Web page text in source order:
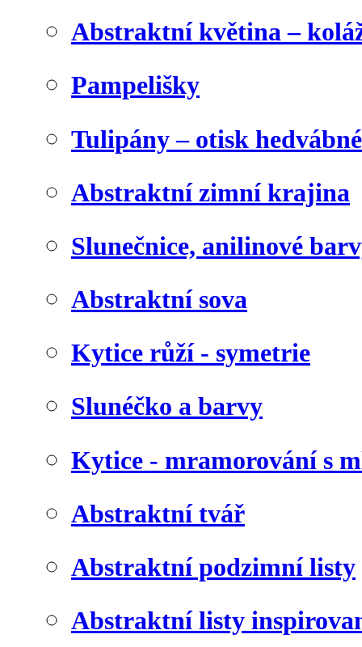
Abstraktní květina –
Pampelišky
Tulipány – otisk
Abstraktní zimní krajina
Slunečnice, anilinové
Abstraktní sova
Kytice růží - symetrie
Slunéčko a barvy
Kytice - mramorování s
Abstraktní tvář
Abstraktní podzimní listy
Abstraktní listy